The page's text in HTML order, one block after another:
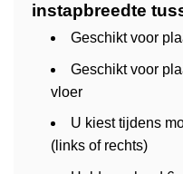
instapbreedte
Geschikt voor
Geschikt voor
vloer
U kiest tijdens
(links of rechts)